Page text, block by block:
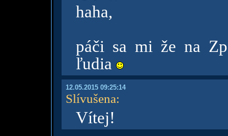
haha,
páči sa mi že na
ľudia
12.05.2015 09:25:14
Slívušena:
Vítej!